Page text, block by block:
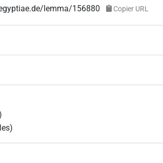
lemma/156880 Copier URL